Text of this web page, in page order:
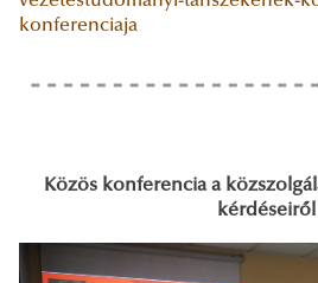
konferenciaja
Közös konferencia a
kérdéseiről